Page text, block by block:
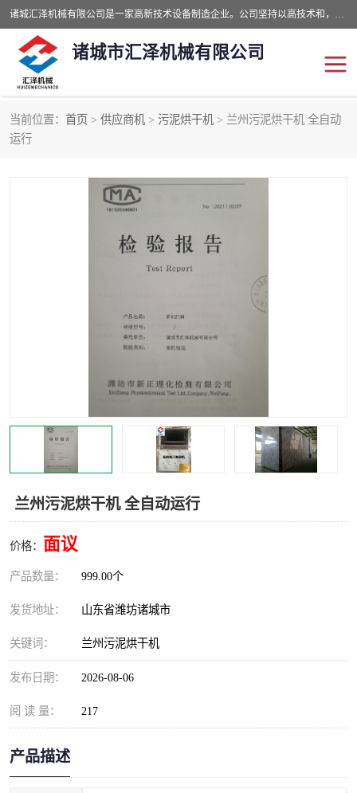
诸城汇泽机械有限公司是一家高新技术设备制造企业。公司坚持以高技术和，高服务于用户，以的环保机械制造设备赢的用户的信赖。现在主要生产死亡畜禽无害化处理和立式和卧式有机肥设备，搅拌机，烘干机，高温发酵机等。污水处理设备，固液分离机。气浮机，化制机等。公司秉承品质，用户至上，科技创新的经营理。
诸城市汇泽机械有限公司
当前位置： 首页 > 供应商机 > 污泥烘干机 > 兰州污泥烘干机 全自动
运行
兰州污泥烘干机 全自动运行
价格： 面议
产品数量： 999.00个
发货地址： 山东省潍坊诸城市
关键词： 兰州污泥烘干机
发布日期： 2026-08-06
阅 读 量： 217
产品描述
发酵设备
鸡粪发酵机 有机肥设备
纳米膜好氧发酵堆肥机
纳米膜发酵
分子膜堆肥仓
分子膜发酵堆肥设备